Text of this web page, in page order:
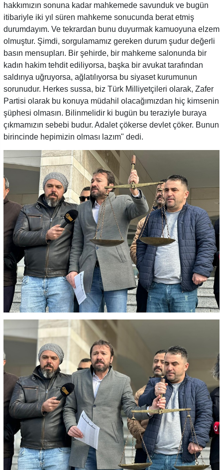
hakkımızın sonuna kadar mahkemede savunduk ve bugün
itibariyle iki yıl süren mahkeme sonucunda berat etmiş
durumdayım. Ve tekrardan bunu duyurmak kamuoyuna elzem
olmuştur. Şimdi, sorgulamamız gereken durum şudur değerli
basın mensupları. Bir şehirde, bir mahkeme salonunda bir
kadın hakim tehdit ediliyorsa, başka bir avukat tarafından
saldırıya uğruyorsa, ağlatılıyorsa bu siyaset kurumunun
sorunudur. Herkes sussa, biz Türk Milliyetçileri olarak, Zafer
Partisi olarak bu konuya müdahil olacağımızdan hiç kimsenin
şüphesi olmasın. Bilinmelidir ki bugün bu teraziyle buraya
çıkmamızın sebebi budur. Adalet çökerse devlet çöker. Bunun
birincinde hepimizin olması lazım" dedi.